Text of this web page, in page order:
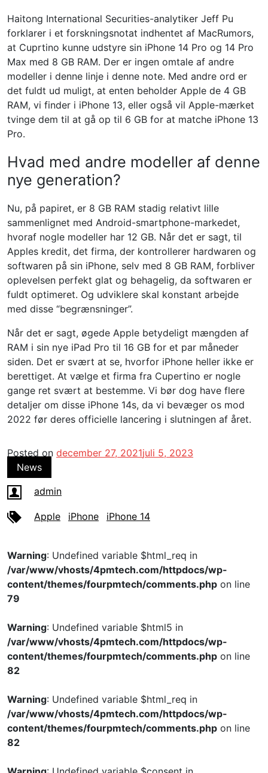
Haitong International Securities-analytiker Jeff Pu
forklarer i et forskningsnotat indhentet af MacRumors,
at Cuprtino kunne udstyre sin iPhone 14 Pro og 14 Pro
Max med 8 GB RAM. Der er ingen omtale af andre
modeller i denne linje i denne note. Med andre ord er
det fuldt ud muligt, at enten beholder Apple de 4 GB
RAM, vi finder i iPhone 13, eller også vil Apple-mærket
tvinge dem til at gå op til 6 GB for at matche iPhone 13
Pro.
Hvad med andre modeller af denne
nye generation?
Nu, på papiret, er 8 GB RAM stadig relativt lille
sammenlignet med Android-smartphone-markedet,
hvoraf nogle modeller har 12 GB. Når det er sagt, til
Apples kredit, det firma, der kontrollerer hardwaren og
softwaren på sin iPhone, selv med 8 GB RAM, forbliver
oplevelsen perfekt glat og behagelig, da softwaren er
fuldt optimeret. Og udviklere skal konstant arbejde
med disse “begrænsninger”.
Når det er sagt, øgede Apple betydeligt mængden af ​​
RAM i sin nye iPad Pro til 16 GB for et par måneder
siden. Det er svært at se, hvorfor iPhone heller ikke er
berettiget. At vælge et firma fra Cupertino er nogle
gange ret svært at bestemme. Vi bør dog have flere
detaljer om disse iPhone 14s, da vi bevæger os mod
2022 før deres officielle lancering i slutningen af ​​året.
Posted on december 27, 2021juli 5, 2023
News
admin
Apple iPhone iPhone 14
Warning: Undefined variable $html_req in
/var/www/vhosts/4pmtech.com/httpdocs/wp-
content/themes/fourpmtech/comments.php on line
79
Warning: Undefined variable $html5 in
/var/www/vhosts/4pmtech.com/httpdocs/wp-
content/themes/fourpmtech/comments.php on line
82
Warning: Undefined variable $html_req in
/var/www/vhosts/4pmtech.com/httpdocs/wp-
content/themes/fourpmtech/comments.php on line
82